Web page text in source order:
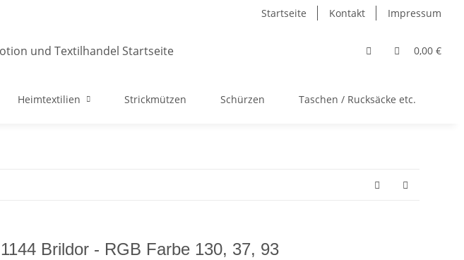
Startseite Kontakt Impressum
0,00 €
Heimtextilien Strickmützen Schürzen Taschen / Rucksäcke etc.
1144 Brildor - RGB Farbe 130, 37, 93